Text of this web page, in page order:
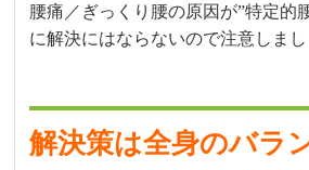
腰痛／ぎっくり腰の原因が”特定的
に解決にはならないので注意しまし
解決策は全身のバラ